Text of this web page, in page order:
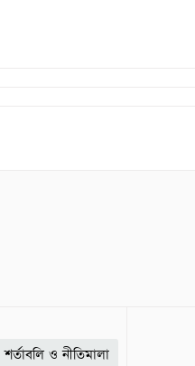
শর্তাবলি ও নীতিমালা